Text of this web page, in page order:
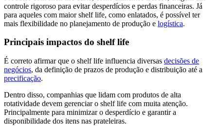
controle rigoroso para evitar desperdícios e perdas financeiras. Já
para aqueles com maior shelf life, como enlatados, é possível ter
mais flexibilidade no planejamento de produção e logística.
Principais impactos do shelf life
É correto afirmar que o shelf life influencia diversas decisões de
negócios, da definição de prazos de produção e distribuição até a
precificação.
Dentro disso, companhias que lidam com produtos de alta
rotatividade devem gerenciar o shelf life com muita atenção.
Principalmente para minimizar o desperdício e garantir a
disponibilidade dos itens nas prateleiras.